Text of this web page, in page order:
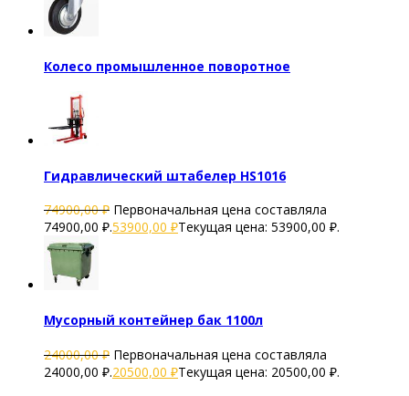
Колесо промышленное поворотное
Гидравлический штабелер HS1016
74900,00₽ Первоначальная цена составляла
74900,00 ₽.53900,00 ₽Текущая цена: 53900,00 ₽.
Мусорный контейнер бак 1100л
24000,00₽ Первоначальная цена составляла
24000,00 ₽.20500,00 ₽Текущая цена: 20500,00 ₽.